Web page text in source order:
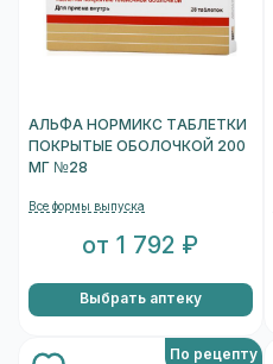
АЛЬФА НОРМИКС ТАБЛЕТКИ
ПОКРЫТЫЕ ОБОЛОЧКОЙ 200
МГ №28
Все формы выпуска
от 1 792 ₽
Выбрать аптеку
По рецепту